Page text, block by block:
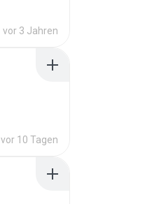
vor 3 Jahren
vor 10 Tagen